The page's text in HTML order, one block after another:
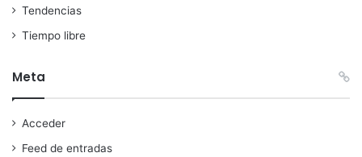
Tendencias
Tiempo libre
Meta
Acceder
Feed de entradas